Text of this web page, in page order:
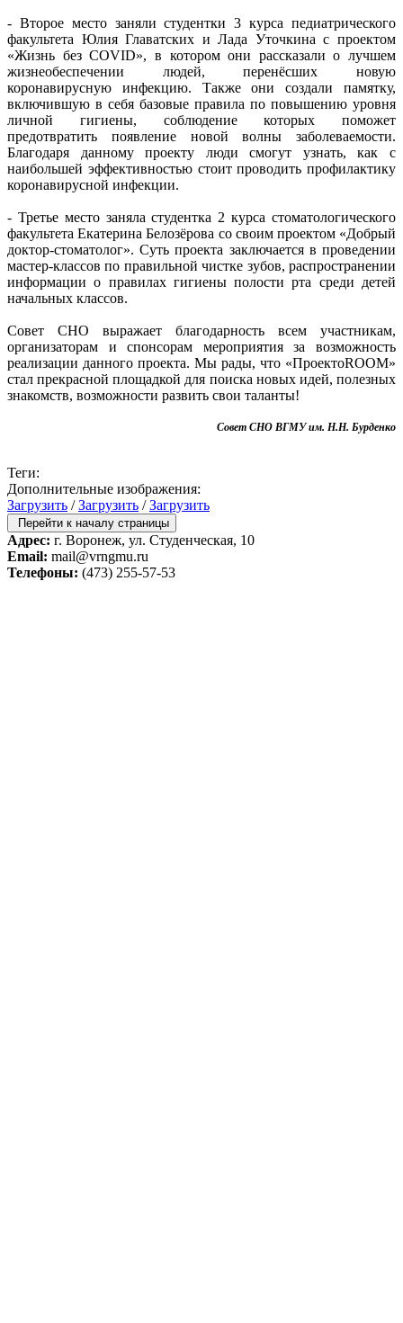
- Второе место заняли студентки 3 курса педиатрического
факультета Юлия Главатских и Лада Уточкина с проектом
«Жизнь без COVID», в котором они рассказали о лучшем
жизнеобеспечении людей, перенёсших новую
коронавирусную инфекцию. Также они создали памятку,
включившую в себя базовые правила по повышению уровня
личной гигиены, соблюдение которых поможет
предотвратить появление новой волны заболеваемости.
Благодаря данному проекту люди смогут узнать, как с
наибольшей эффективностью стоит проводить профилактику
коронавирусной инфекции.
- Третье место заняла студентка 2 курса стоматологического
факультета Екатерина Белозёрова со своим проектом «Добрый
доктор-стоматолог». Суть проекта заключается в проведении
мастер-классов по правильной чистке зубов, распространении
информации о правилах гигиены полости рта среди детей
начальных классов.
Совет СНО выражает благодарность всем участникам,
организаторам и спонсорам мероприятия за возможность
реализации данного проекта. Мы рады, что «ПроектоROOM»
стал прекрасной площадкой для поиска новых идей, полезных
знакомств, возможности развить свои таланты!
Совет СНО ВГМУ им. Н.Н. Бурденко
Теги:
Дополнительные изображения:
Загрузить /Загрузить /Загрузить
Перейти к началу страницы
Адрес: г. Воронеж, ул. Студенческая, 10
Email: mail@vrngmu.ru
Телефоны: (473) 255-57-53